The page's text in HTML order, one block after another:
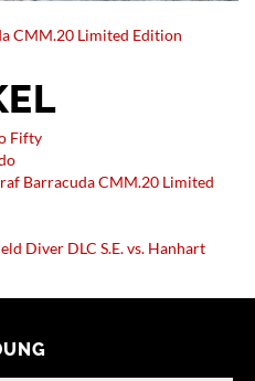
CMM.20 Limited Edition
Fifty
Barracuda CMM.20 Limited
Diver DLC S.E. vs. Hanhart